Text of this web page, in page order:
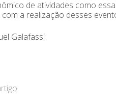
de atividades como
a realização desses
Galafassi